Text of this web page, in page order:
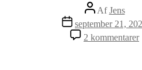
Indlægsforfatter
AfJens
Indlægsdato
september 21,
2 kommentarertil